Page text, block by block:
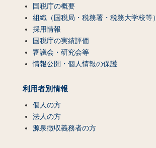
国税庁の概要
組織（国税局・税務署・税務大学校等）
採用情報
国税庁の実績評価
審議会・研究会等
情報公開・個人情報の保護
利用者別情報
個人の方
法人の方
源泉徴収義務者の方